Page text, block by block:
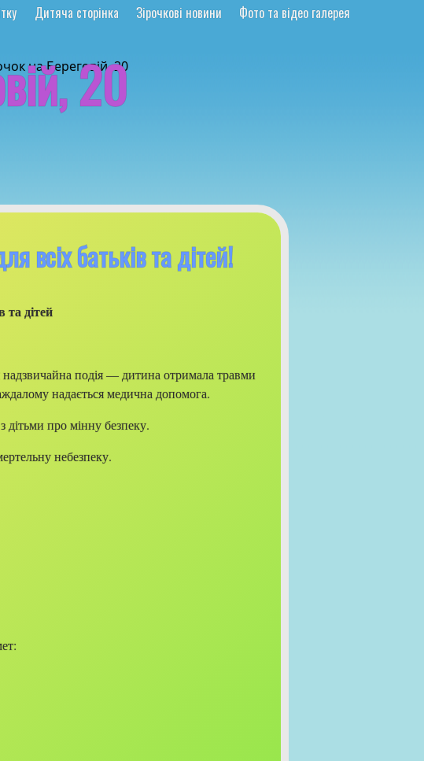
Дитяча сторінка Зірочкові новини
Фото та відео галерея
20
всіх батьків та дітей!
та дітей
надзвичайна подія — дитина отримала травми
надається медична допомога.
про мінну безпеку.
небезпеку.